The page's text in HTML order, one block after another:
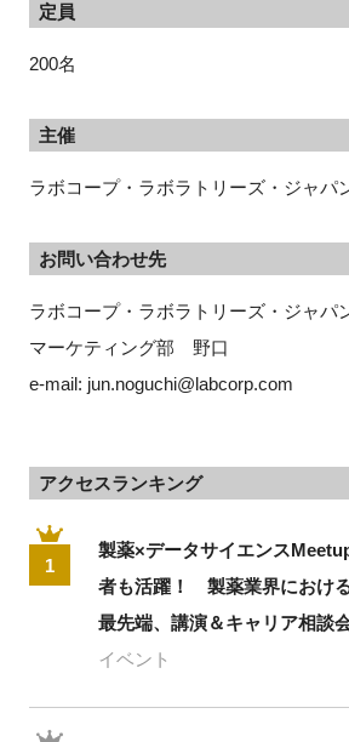
定員
200名
主催
ラボコープ・ラボラトリーズ・ジャパ
お問い合わせ先
ラボコープ・ラボラトリーズ・ジャパ
マーケティング部　野口
e-mail: jun.noguchi@labcorp.com
アクセスランキング
1
製薬×データサイエンス
者も活躍！ 製薬業界におけ
最先端、講演＆キャリア相談
イベント